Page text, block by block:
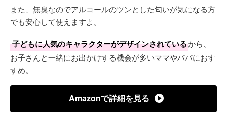
また、無臭なのでアルコールのツンとした匂いが気になる方
でも安心して使えますよ。
子どもに人気のキャラクターがデザインされているから、
お子さんと一緒にお出かけする機会が多いママやパパにおす
すめ。
Amazonで詳細を見る